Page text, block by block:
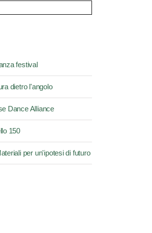
festival
dietro l'angolo
Dance Alliance
150
per un'ipotesi di futuro